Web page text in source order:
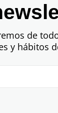
de
y hábitos